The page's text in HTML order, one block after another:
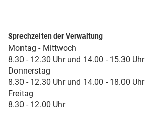
Sprechzeiten der Verwaltung
Montag - Mittwoch
8.30 - 12.30 Uhr und 14.00 - 15.30 Uhr
Donnerstag
8.30 - 12.30 Uhr und 14.00 - 18.00 Uhr
Freitag
8.30 - 12.00 Uhr